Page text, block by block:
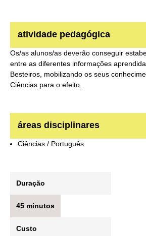
atividade pedagógica
Os/as alunos/as deverão conseguir
entre as diferentes informações
Besteiros, mobilizando os seus
Ciências para o efeito.
áreas disciplinares
Ciências / Português
Duração
45 minutos
Custo